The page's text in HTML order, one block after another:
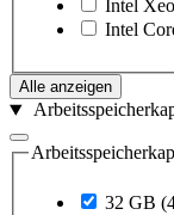
Intel
Intel
Alle anzeigen
32 GB